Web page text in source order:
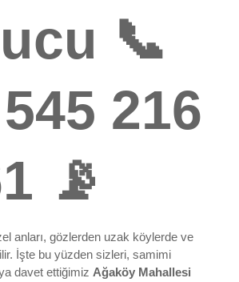
📞
216
📡
anları, gözlerden uzak köylerde ve
İşte bu yüzden sizleri, samimi
davet ettiğimiz Ağaköy Mahallesi